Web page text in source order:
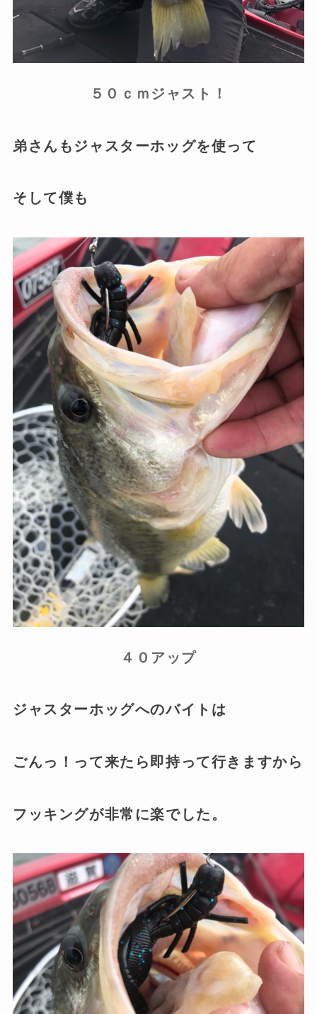
５０ｃｍジャスト！
弟さんもジャスターホッグを使って
そして僕も
４０アップ
ジャスターホッグへのバイトは
ごんっ！って来たら即持って行きますから
フッキングが非常に楽でした。